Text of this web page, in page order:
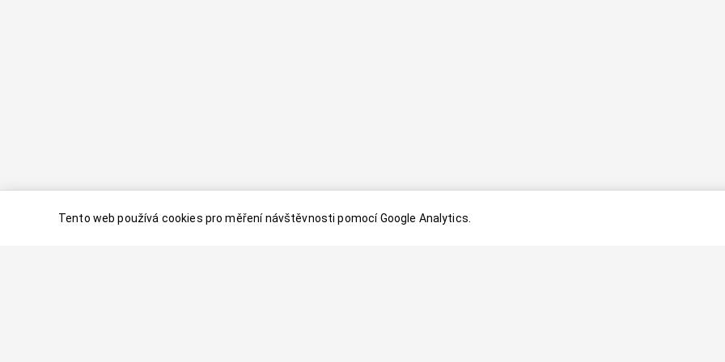
Tento web používá cookies pro měření návštěvnosti pomocí Google Analytics.